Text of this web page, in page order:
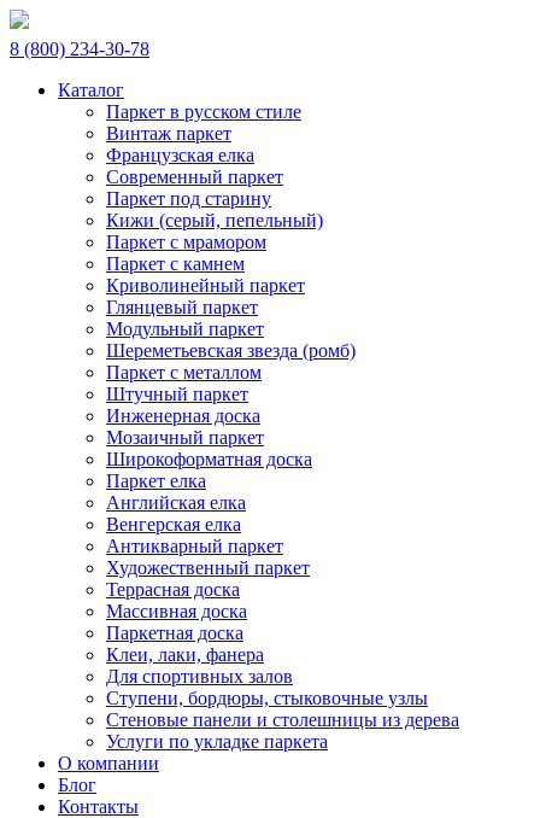
8 (800) 234-30-78
Каталог
Паркет в русском стиле
Винтаж паркет
Французская елка
Современный паркет
Паркет под старину
Кижи (серый, пепельный)
Паркет с мрамором
Паркет с камнем
Криволинейный паркет
Глянцевый паркет
Модульный паркет
Шереметьевская звезда (ромб)
Паркет с металлом
Штучный паркет
Инженерная доска
Мозаичный паркет
Широкоформатная доска
Паркет елка
Английская елка
Венгерская елка
Антикварный паркет
Художественный паркет
Террасная доска
Массивная доска
Паркетная доска
Клеи, лаки, фанера
Для спортивных залов
Ступени, бордюры, стыковочные узлы
Стеновые панели и столешницы из дерева
Услуги по укладке паркета
О компании
Блог
Контакты